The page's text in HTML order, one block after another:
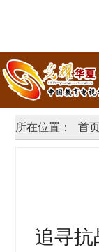
所在位置： 首
追寻